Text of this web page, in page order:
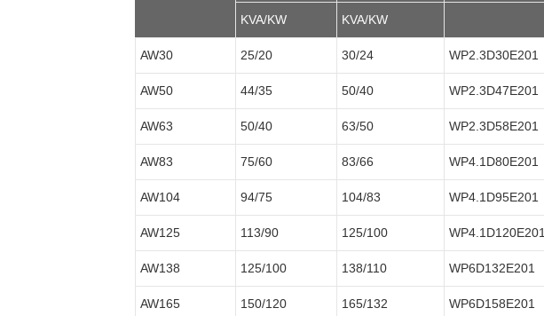
KVA/KW KVA/KW
AW30 25/20 30/24 WP2.3D30E201
AW50 44/35 50/40 WP2.3D47E201
AW63 50/40 63/50 WP2.3D58E201
AW83 75/60 83/66 WP4.1D80E201
AW104 94/75 104/83 WP4.1D95E201
AW125 113/90 125/100 WP4.1D120E201
AW138 125/100 138/110 WP6D132E201
AW165 150/120 165/132 WP6D158E201